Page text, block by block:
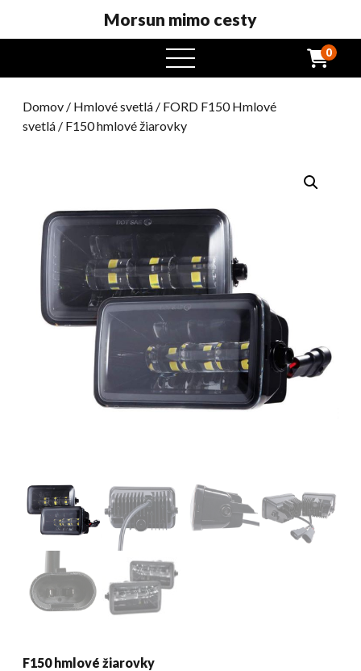
Morsun mimo cesty
otvorený
menu
0
Domov / Hmlové svetlá / FORD F150 Hmlové
svetlá / F150 hmlové žiarovky
F150 hmlové žiarovky